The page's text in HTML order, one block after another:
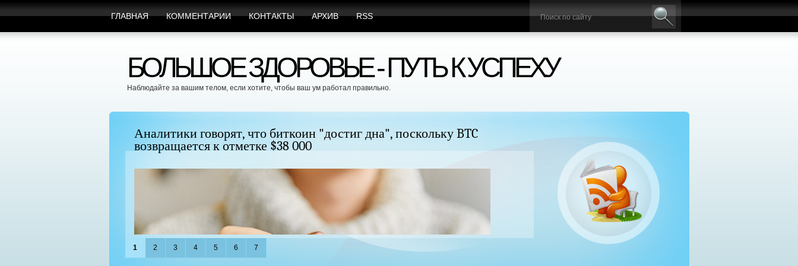
ГЛАВНАЯ КОММЕНТАРИИ КОНТАКТЫ АРХИВ RSS
БОЛЬШОЕ ЗДОРОВЬЕ - ПУТЬ К УСПЕХУ
Наблюдайте за вашим телом, если хотите, чтобы ваш ум работал правильно.
Можно ли увеличить грудь без хирургического вмешательства и
придать ей форму?
бесплатное лечение алкоголизма и наркомании
1 2 3 4 5 6 7